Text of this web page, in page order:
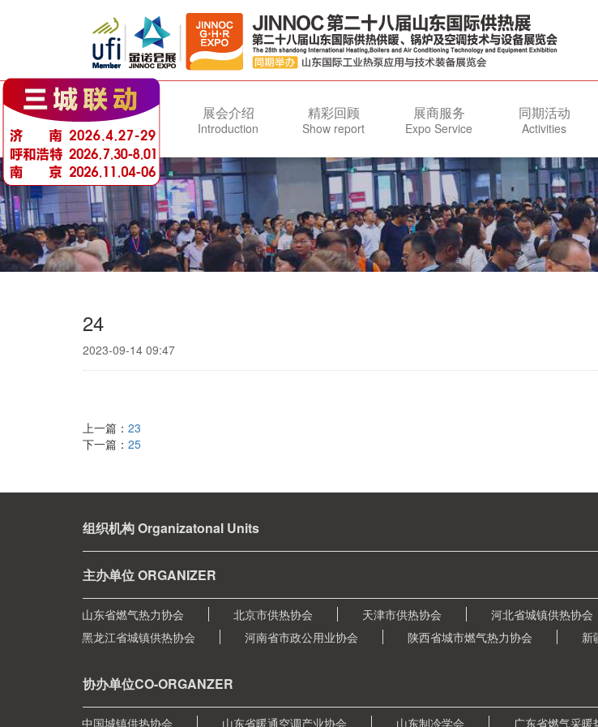
首页
Home
展会介绍
Introduction
精彩回顾
Show report
展商服务
Expo Service
同期活动
Activities
24
2023-09-14 09:47
上一篇： 23
下一篇： 25
组织机构 Organizatonal Units
主办单位 ORGANIZER
山东省燃气热力协会 北京市供热协会 天津市供热协会 河北省城镇供热协会
黑龙江省城镇供热协会
河南省市政公用业协会 陕西省城市燃气热力协会 新
协办单位CO-ORGANZER
中国城镇供热协会 山东省暖通空调产业协会 山东制冷学会 广东省燃气采暖